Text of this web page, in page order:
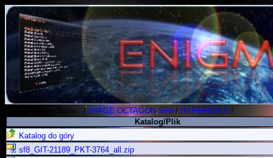
Polish Koders Team /IMAGE OCTAGON SF8 / HYPERION 6 /
Katalog/Plik
Katalog do góry
sf8_GIT-21189_PKT-3764_all.zip